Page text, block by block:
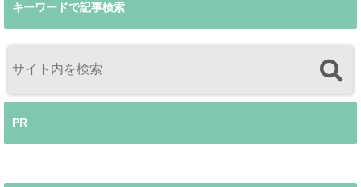
キーワードで記事検索
PR